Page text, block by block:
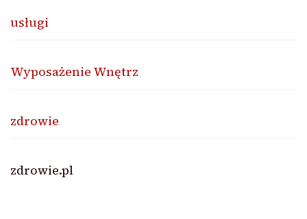
usługi
Wyposażenie Wnętrz
zdrowie
zdrowie.pl